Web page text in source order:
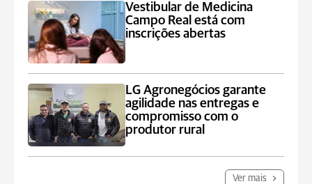
Vestibular de Medicina
Campo Real está com
inscrições abertas
LG Agronegócios garante
agilidade nas entregas e
compromisso com o
produtor rural
Ver mais